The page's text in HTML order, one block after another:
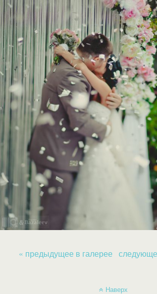
« предыдущее в галерее
Наверх